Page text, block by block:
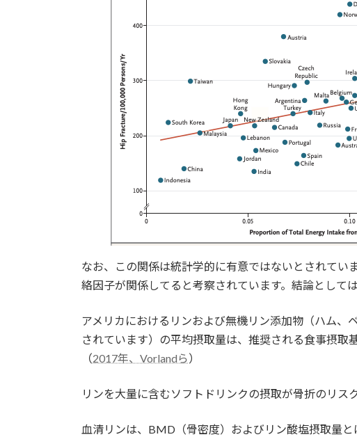
なお、この関係は統計学的に有意ではないとされて
絡因子が関係してると考察されています。結論として
アメリカにおけるリンおよび無機リン添加物（ハム、
されています）の平均摂取量は、推奨される食事摂取
（2017年、Vorlandら）
リンを大量に含むソフトドリンクの摂取が骨折のリス
血清リンは、BMD（骨密度）およびリン酸塩摂取量